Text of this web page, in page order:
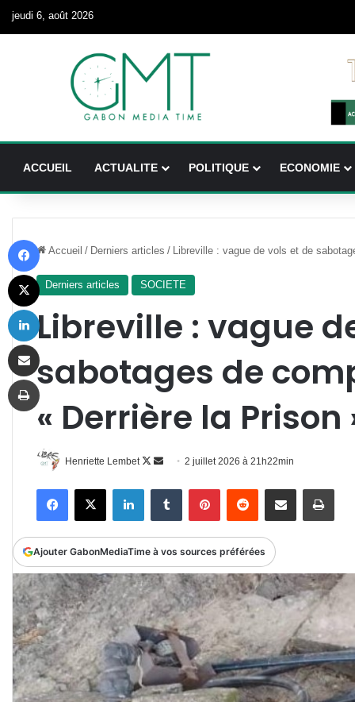
jeudi 6, août 2026
ACCUEIL ACTUALITE POLITIQUE ECONOMIE
Accueil / Derniers articles / Libreville : vague de vols et de
Derniers articles SOCIETE
Libreville : vague
sabotages de
« Derrière la Prison
Henriette Lembet
Follow
Envoyer
courriel
2 juillet 2026 à 21h22min
FacebookX LinkedinTumblr PinterestReddit Partager par email
Ajouter GabonMediaTime à vos sources préférées
X
Imprimer